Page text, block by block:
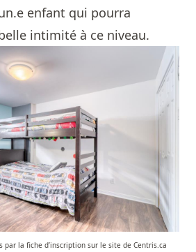
enfant qui pourra
intimité à ce niveau.
par la fiche d’inscription sur le site de Centris.ca